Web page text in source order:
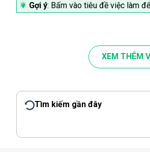
Gợi ý: Bấm vào tiêu đề việc làm
XEM THÊM
Tìm kiếm gần đây